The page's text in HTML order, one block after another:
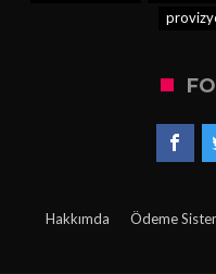
Hakkımda Ödeme